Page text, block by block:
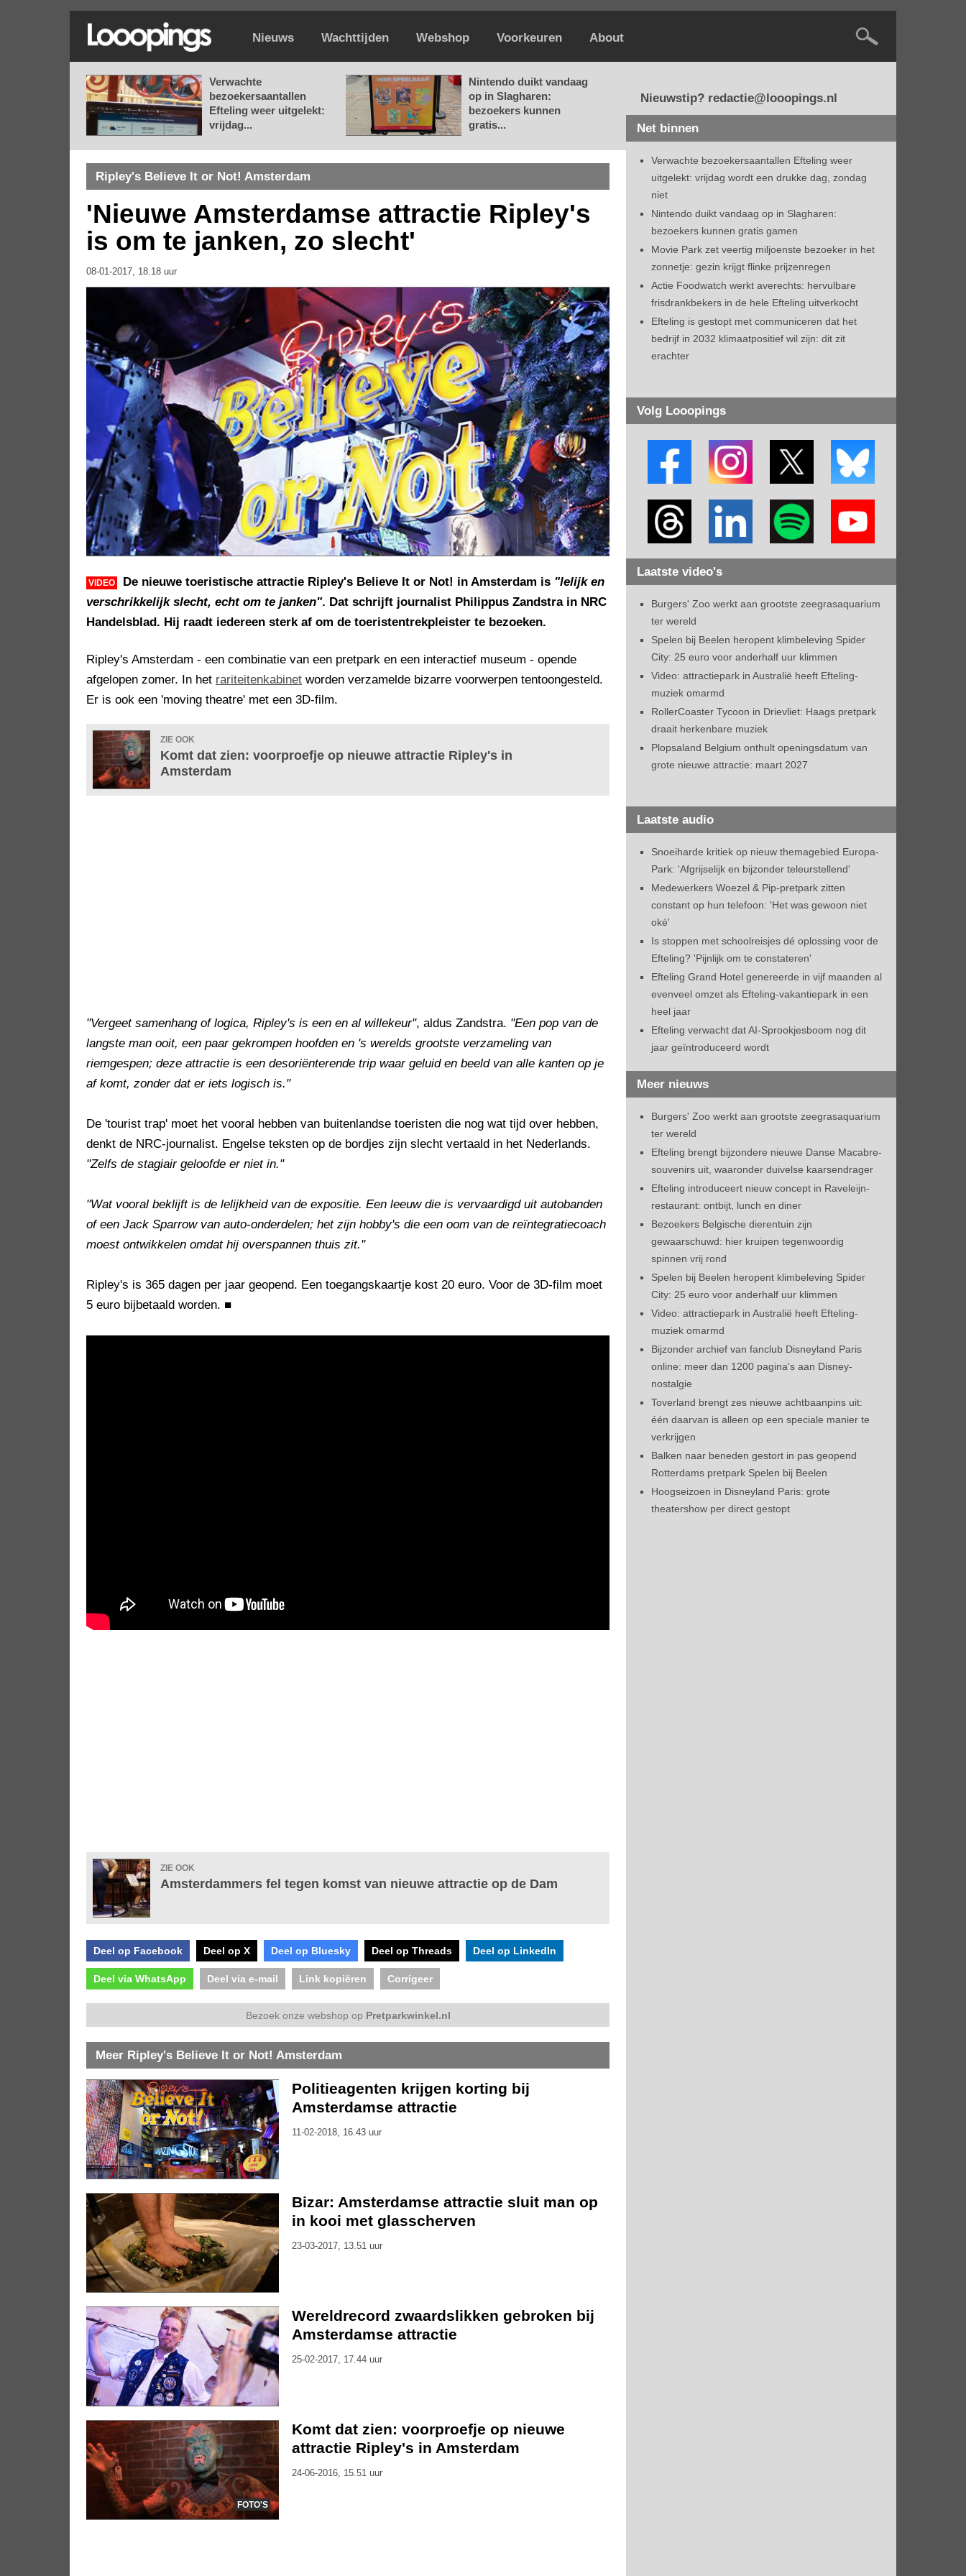
Nieuws Wachttijden Webshop Voorkeuren About
Verwachte
bezoekersaantallen
Efteling weer uitgelekt:
vrijdag...
Nintendo duikt vandaag
op in Slagharen:
bezoekers kunnen
gratis...
Ripley's Believe It or Not! Amsterdam
'Nieuwe Amsterdamse attractie Ripley's
is om te janken, zo slecht'
08-01-2017, 18.18 uur
VIDEO De nieuwe toeristische attractie Ripley's Believe It or Not! in Amsterdam is "lelijk en
verschrikkelijk slecht, echt om te janken". Dat schrijft journalist Philippus Zandstra in NRC
Handelsblad. Hij raadt iedereen sterk af om de toeristentrekpleister te bezoeken.
Ripley's Amsterdam - een combinatie van een pretpark en een interactief museum - opende
afgelopen zomer. In het rariteitenkabinet worden verzamelde bizarre voorwerpen tentoongesteld.
Er is ook een 'moving theatre' met een 3D-film.
ZIE OOK
Komt dat zien: voorproefje op nieuwe attractie Ripley's in
Amsterdam
"Vergeet samenhang of logica, Ripley's is een en al willekeur", aldus Zandstra. "Een pop van de
langste man ooit, een paar gekrompen hoofden en 's werelds grootste verzameling van
riemgespen; deze attractie is een desoriënterende trip waar geluid en beeld van alle kanten op je
af komt, zonder dat er iets logisch is."
De 'tourist trap' moet het vooral hebben van buitenlandse toeristen die nog wat tijd over hebben,
denkt de NRC-journalist. Engelse teksten op de bordjes zijn slecht vertaald in het Nederlands.
"Zelfs de stagiair geloofde er niet in."
"Wat vooral beklijft is de lelijkheid van de expositie. Een leeuw die is vervaardigd uit autobanden
of een Jack Sparrow van auto-onderdelen; het zijn hobby's die een oom van de reïntegratiecoach
moest ontwikkelen omdat hij overspannen thuis zit."
Ripley's is 365 dagen per jaar geopend. Een toegangskaartje kost 20 euro. Voor de 3D-film moet
5 euro bijbetaald worden. ■
ZIE OOK
Amsterdammers fel tegen komst van nieuwe attractie op de Dam
Deel op Facebook Deel op X Deel op Bluesky Deel op Threads Deel op LinkedIn
Deel via WhatsApp Deel via e-mail Link kopiëren Corrigeer
Bezoek onze webshop op Pretparkwinkel.nl
Meer Ripley's Believe It or Not! Amsterdam
Politieagenten krijgen korting bij
Amsterdamse attractie
11-02-2018, 16.43 uur
Bizar: Amsterdamse attractie sluit man op
in kooi met glasscherven
23-03-2017, 13.51 uur
Wereldrecord zwaardslikken gebroken bij
Amsterdamse attractie
25-02-2017, 17.44 uur
FOTO'S
Komt dat zien: voorproefje op nieuwe
attractie Ripley's in Amsterdam
24-06-2016, 15.51 uur
Nieuwstip? redactie@looopings.nl
Net binnen
Verwachte bezoekersaantallen Efteling weer
uitgelekt: vrijdag wordt een drukke dag, zondag
niet
Nintendo duikt vandaag op in Slagharen:
bezoekers kunnen gratis gamen
Movie Park zet veertig miljoenste bezoeker in het
zonnetje: gezin krijgt flinke prijzenregen
Actie Foodwatch werkt averechts: hervulbare
frisdrankbekers in de hele Efteling uitverkocht
Efteling is gestopt met communiceren dat het
bedrijf in 2032 klimaatpositief wil zijn: dit zit
erachter
Volg Looopings
Laatste video's
Burgers' Zoo werkt aan grootste zeegrasaquarium
ter wereld
Spelen bij Beelen heropent klimbeleving Spider
City: 25 euro voor anderhalf uur klimmen
Video: attractiepark in Australië heeft Efteling-
muziek omarmd
RollerCoaster Tycoon in Drievliet: Haags pretpark
draait herkenbare muziek
Plopsaland Belgium onthult openingsdatum van
grote nieuwe attractie: maart 2027
Laatste audio
Snoeiharde kritiek op nieuw themagebied Europa-
Park: 'Afgrijselijk en bijzonder teleurstellend'
Medewerkers Woezel & Pip-pretpark zitten
constant op hun telefoon: 'Het was gewoon niet
oké'
Is stoppen met schoolreisjes dé oplossing voor de
Efteling? 'Pijnlijk om te constateren'
Efteling Grand Hotel genereerde in vijf maanden al
evenveel omzet als Efteling-vakantiepark in een
heel jaar
Efteling verwacht dat AI-Sprookjesboom nog dit
jaar geïntroduceerd wordt
Meer nieuws
Burgers' Zoo werkt aan grootste zeegrasaquarium
ter wereld
Efteling brengt bijzondere nieuwe Danse Macabre-
souvenirs uit, waaronder duivelse kaarsendrager
Efteling introduceert nieuw concept in Raveleijn-
restaurant: ontbijt, lunch en diner
Bezoekers Belgische dierentuin zijn
gewaarschuwd: hier kruipen tegenwoordig
spinnen vrij rond
Spelen bij Beelen heropent klimbeleving Spider
City: 25 euro voor anderhalf uur klimmen
Video: attractiepark in Australië heeft Efteling-
muziek omarmd
Bijzonder archief van fanclub Disneyland Paris
online: meer dan 1200 pagina's aan Disney-
nostalgie
Toverland brengt zes nieuwe achtbaanpins uit:
één daarvan is alleen op een speciale manier te
verkrijgen
Balken naar beneden gestort in pas geopend
Rotterdams pretpark Spelen bij Beelen
Hoogseizoen in Disneyland Paris: grote
theatershow per direct gestopt